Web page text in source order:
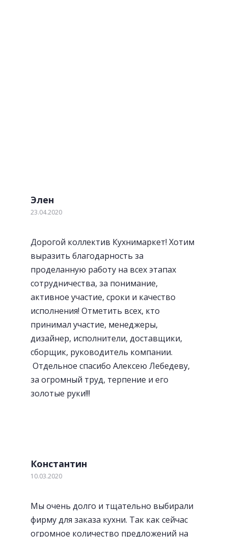
Посудосушители
Элен
23.04.2020
Дорогой коллектив Кухнимаркет! Хотим
выразить благодарность за
проделанную работу на всех этапах
сотрудничества, за понимание,
активное участие, сроки и качество
исполнения! Отметить всех, кто
принимал участие, менеджеры,
дизайнер, исполнители, доставщики,
сборщик, руководитель компании.
Отдельное спасибо Алексею Лебедеву,
за огромный труд, терпение и его
золотые руки!!!
Константин
10.03.2020
Мы очень долго и тщательно выбирали
фирму для заказа кухни. Так как сейчас
огромное количество предложений на